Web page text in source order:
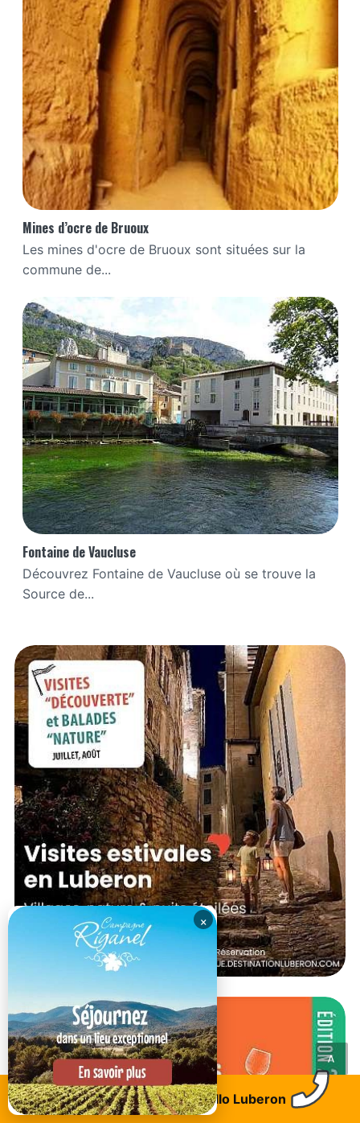
Mines d’ocre de Bruoux
Les mines d'ocre de Bruoux sont situées sur la
commune de...
Fontaine de Vaucluse
Découvrez Fontaine de Vaucluse où se trouve la
Source de...
Trouvez un logement Allo Luberon
×
<